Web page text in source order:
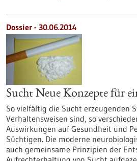
Dossier - 30.06.2014
Sucht Neue Konzepte für
So vielfältig die Sucht erzeugenden
Verhaltensweisen sind, so
Auswirkungen auf Gesundheit und
Süchtigen. Die moderne
auch gemeinsame Prinzipien der